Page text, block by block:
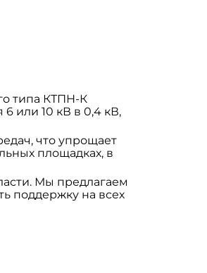
типа КТПН-К
или 10 кВ в 0,4 кВ,
что упрощает
площадках, в
Мы предлагаем
поддержку на всех